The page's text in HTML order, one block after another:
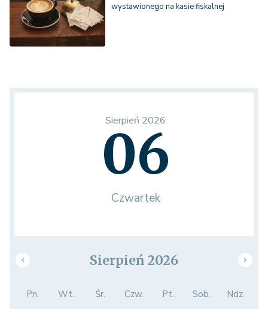
wystawionego na kasie fiskalnej
Sierpień 2026
06
Czwartek
Sierpień 2026
Pn. Wt. Śr. Czw. Pt. Sob. Ndz.